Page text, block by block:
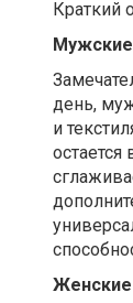
Краткий
Мужские
день,
и
Женские